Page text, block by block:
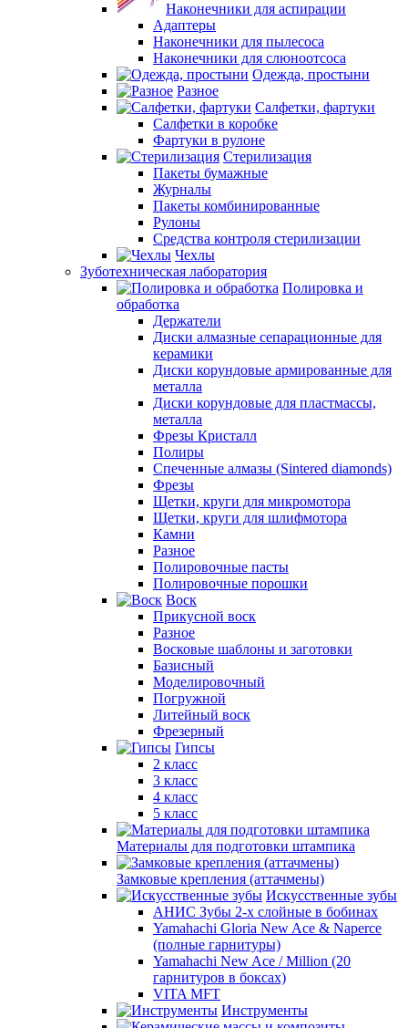
Наконечники для аспирации
Адаптеры
Наконечники для пылесоса
Наконечники для слюноотсоса
Одежда, простыни
Разное
Салфетки, фартуки
Салфетки в коробке
Фартуки в рулоне
Стерилизация
Пакеты бумажные
Журналы
Пакеты комбинированные
Рулоны
Средства контроля стерилизации
Чехлы
Зуботехническая лаборатория
Полировка и
обработка
Держатели
Диски алмазные сепарационные для
керамики
Диски корундовые армированные для
металла
Диски корундовые для пластмассы,
металла
Фрезы Кристалл
Полиры
Спеченные алмазы (Sintered diamonds)
Фрезы
Щетки, круги для микромотора
Щетки, круги для шлифмотора
Камни
Разное
Полировочные пасты
Полировочные порошки
Воск
Прикусной воск
Разное
Восковые шаблоны и заготовки
Базисный
Моделировочный
Погружной
Литейный воск
Фрезерный
Гипсы
2 класс
3 класс
4 класс
5 класс
Материалы для подготовки штампика
Замковые крепления (аттачмены)
Искусственные зубы
АНИС Зубы 2-х слойные в бобинах
Yamahachi Gloria New Ace & Naperce
(полные гарнитуры)
Yamahachi New Ace / Million (20
гарнитуров в боксах)
VITA MFT
Инструменты